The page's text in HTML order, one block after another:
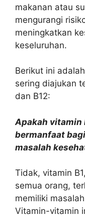
makanan atau
mengurangi
meningkatkan
keseluruhan.
Berikut ini
sering diajukan
dan B12:
Apakah vitamin
bermanfaat
masalah
Tidak, vitamin
semua orang,
memiliki
Vitamin-vitamin